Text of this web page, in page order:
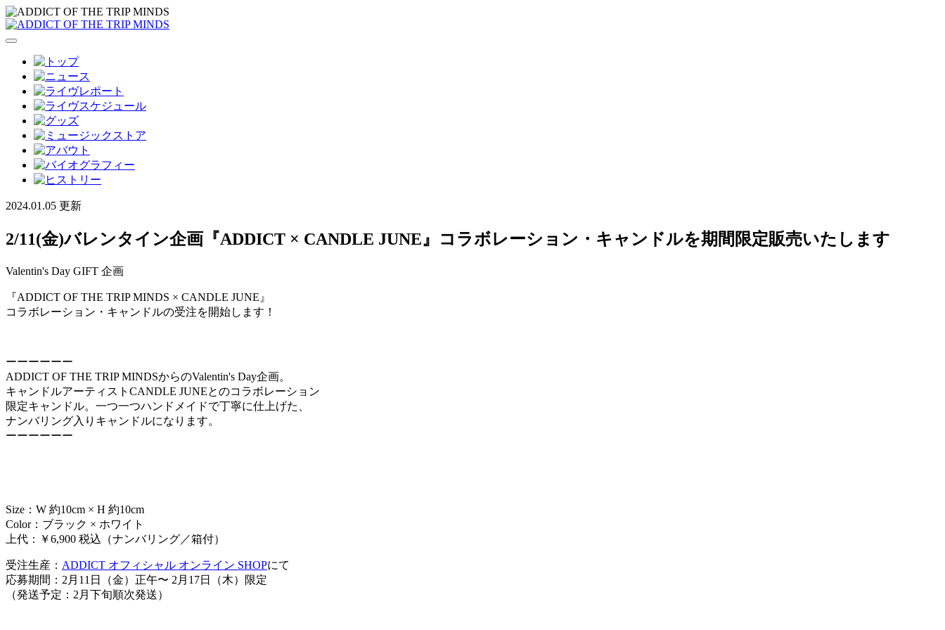
2024.01.05 更新
2/11(金)バレンタイン企画『ADDICT × CANDLE JUNE』コラボレーション・キャンドルを期間限定販売いたします
Valentin's Day GIFT 企画
『ADDICT OF THE TRIP MINDS × CANDLE JUNE』
コラボレーション・キャンドルの受注を開始します！
ーーーーーー
ADDICT OF THE TRIP MINDSからのValentin's Day企画。
キャンドルアーティストCANDLE JUNEとのコラボレーション
限定キャンドル。一つ一つハンドメイドで丁寧に仕上げた、
ナンバリング入りキャンドルになります。
ーーーーーー
Size：W 約10cm × H 約10cm
Color：ブラック × ホワイト
上代：￥6,900 税込（ナンバリング／箱付）
受注生産： ADDICT オフィシャル オンライン SHOPにて
応募期間：2月11日（金）正午〜 2月17日（木）限定
（発送予定：2月下旬順次発送）